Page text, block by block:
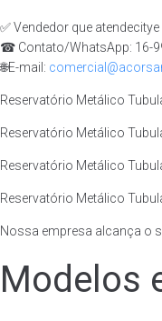
✅ Vendedor que
☎ Contato/WhatsApp: 16-
🌐E-mail:
Reservatório Metálico
Reservatório Metálico
Reservatório Metálico
Reservatório Metálico
Nossa empresa alcança o
Modelos